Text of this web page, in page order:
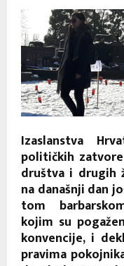
Izaslanstva
političkih
društva i drugih
na današnji dan
tom
kojim su
konvencije, i
pravima